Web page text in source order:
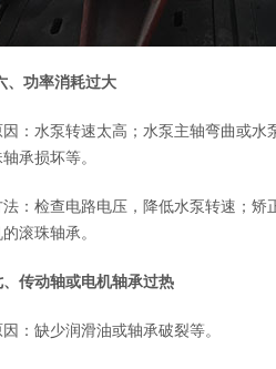
、功率消耗过大
因：水泵转速太高；水泵主轴弯曲或
承损坏等。
：检查电路电压，降低水泵转速；
滚珠轴承。
传动轴或电机轴承过热
：缺少润滑油或轴承破裂等。